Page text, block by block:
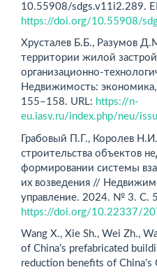
10.55908/sdgs.v11i2.289.
https://doi.org/10.55908/
Хрусталев Б.Б., Разумов
территории жилой
организационно-
Недвижимость:
155–158. URL: https://n-
eu.iasv.ru/index.php/neu/
Грабовый П.Г., Королев
строительства объектов
формировании системы
их возведения //
управление. 2024. № 3. С.
https://doi.org/10.22337/
Wang X., Xie Sh., Wei Zh.,
of China’s prefabricated
reduction benefits of